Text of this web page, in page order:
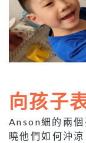
向孩子
Anson細的兩
曉他們如何沖